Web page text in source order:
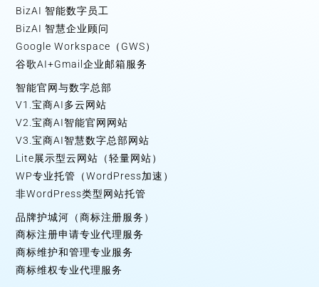
BizAI 智能数字员工
BizAI 智慧企业顾问
Google Workspace（GWS）
谷歌AI+Gmail企业邮箱服务
智能官网与数字总部
V1.宝商AI多云网站
V2.宝商AI智能官网网站
V3.宝商AI智慧数字总部网站
Lite展示型云网站（轻量网站）
WP专业托管（WordPress加速）
非WordPress类型网站托管
品牌护城河（商标注册服务）
商标注册申请专业代理服务
商标维护和管理专业服务
商标维权专业代理服务